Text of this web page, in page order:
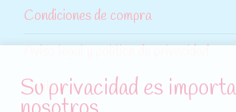
Condiciones de compra
Política de cookies
Su privacidad es